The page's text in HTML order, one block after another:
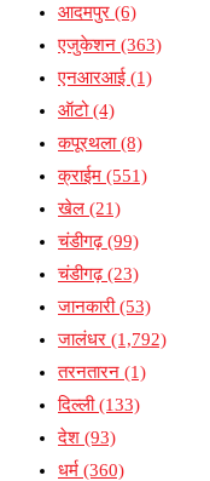
आदमपुर (6)
एजुकेशन (363)
एनआरआई (1)
ऑटो(4)
कपूरथला(8)
क्राईम (551)
खेल (21)
चंडीगढ़(99)
चंडीगढ़(23)
जानकारी(53)
जालंधर (1,792)
तरनतारन (1)
दिल्ली(133)
देश (93)
धर्म (360)